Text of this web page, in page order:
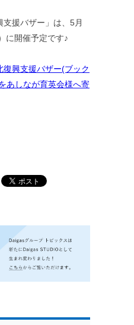
援バザー」は、5月
に開催予定です♪
復興支援バザー(ブック
あしなが育英会様へ寄